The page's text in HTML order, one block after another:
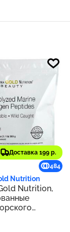
Доставка 199 р.
484
Nutrition
Nutrition,